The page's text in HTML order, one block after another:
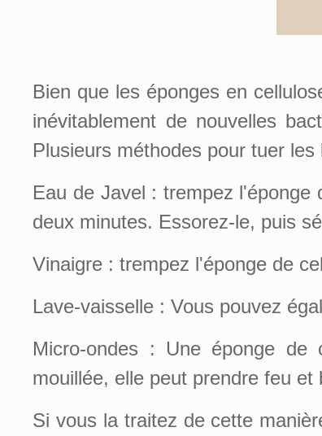
Bien que les éponges en
inévitablement de nouvelles
Plusieurs méthodes pour tuer
Eau de Javel : trempez l'éponge
deux minutes. Essorez-le, puis
Vinaigre : trempez l'éponge de
Lave-vaisselle : Vous pouvez
Micro-ondes : Une éponge de
mouillée, elle peut prendre feu
Si vous la traitez de cette